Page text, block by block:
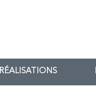
RÉALISATIONS